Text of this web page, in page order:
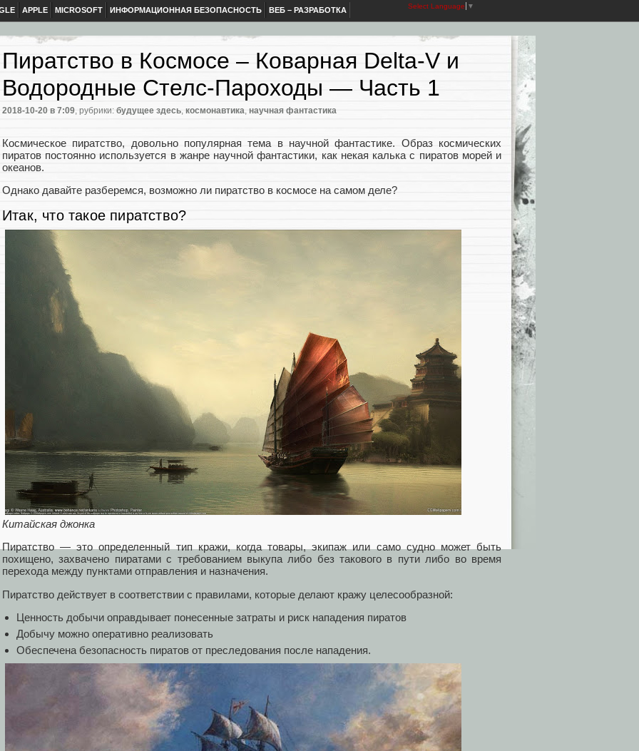
APPLE MICROSOFT ИНФОРМАЦИОННАЯ БЕЗОПАСНОСТЬ ВЕБ – РАЗРАБОТКА Select Language ▼
Пиратство в Космосе – Коварная Delta-V и
Водородные Стелс-Пароходы — Часть 1
2018-10-20 в 7:09, рубрики: будущее здесь, космонавтика, научная фантастика
Космическое пиратство, довольно популярная тема в научной фантастике. Образ космических
пиратов постоянно используется в жанре научной фантастики, как некая калька с пиратов морей и
океанов.
Однако давайте разберемся, возможно ли пиратство в космосе на самом деле?
Итак, что такое пиратство?
Китайская джонка
Пиратство — это определенный тип кражи, когда товары, экипаж или само судно может быть
похищено, захвачено пиратами с требованием выкупа либо без такового в пути либо во время
перехода между пунктами отправления и назначения.
Пиратство действует в соответствии с правилами, которые делают кражу целесообразной:
Ценность добычи оправдывает понесенные затраты и риск нападения пиратов
Добычу можно оперативно реализовать
Обеспечена безопасность пиратов от преследования после нападения.